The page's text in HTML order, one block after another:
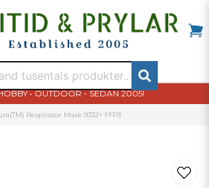
• OUTDOOR - SEDAN 2005!
Respirator Mask 9332+ FFP3